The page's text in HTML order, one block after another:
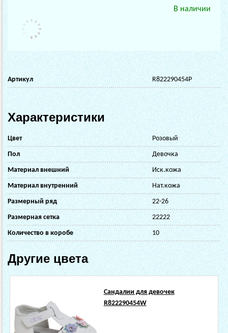
В наличии
Артикул R822290454P
Характеристики
Цвет Розовый
Пол Девочка
Материал внешний Иск.кожа
Материал внутренний Нат.кожа
Размерный ряд 22-26
Размерная сетка 22222
Количество в коробе 10
Другие цвета
Сандалии для девочек
R822290454W